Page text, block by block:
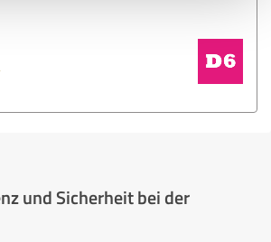
und Sicherheit bei der